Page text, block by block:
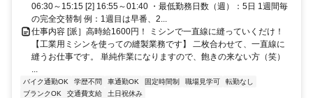
06:30～15:15 [2] 16:55～01:40 ・最低勤務日数（週）：5日 1週間毎
の完全交替制 例：1週目は早番、2...
仕事内容 [派］高時給1600円！ ミシンで一直線に縫っていくだけ！
【工業用ミシンを使っての縫製業務です】 二枚合わせて、一直線に
縫うお仕事です。 単純作業になりますので、飽きの来ない方（笑）
バイク通勤OK 学歴不問 車通勤OK 固定時間制 職場見学可
転勤なし
ブランクOK
交通費支給 土日祝休み